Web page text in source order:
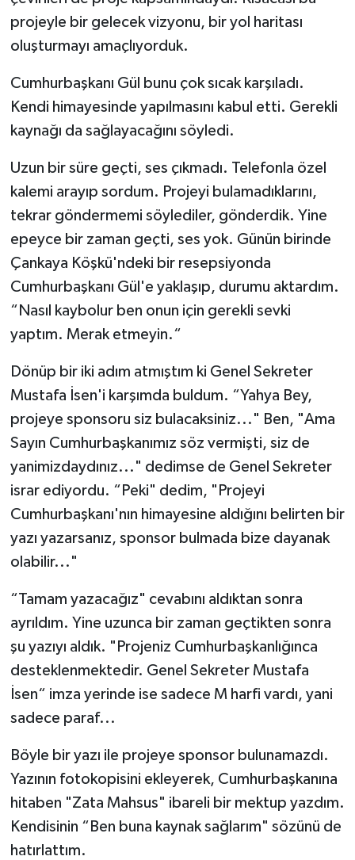
projeyle bir gelecek vizyonu, bir yol haritası
oluşturmayı amaçlıyorduk.
Cumhurbaşkanı Gül bunu çok sıcak karşıladı.
Kendi himayesinde yapılmasını kabul etti. Gerekli
kaynağı da sağlayacağını söyledi.
Uzun bir süre geçti, ses çıkmadı. Telefonla özel
kalemi arayıp sordum. Projeyi bulamadıklarını,
tekrar göndermemi söylediler, gönderdik. Yine
epeyce bir zaman geçti, ses yok. Günün birinde
Çankaya Köşkü'ndeki bir resepsiyonda
Cumhurbaşkanı Gül'e yaklaşıp, durumu aktardım.
“Nasıl kaybolur ben onun için gerekli sevki
yaptım. Merak etmeyin.“
Dönüp bir iki adım atmıştım ki Genel Sekreter
Mustafa İsen'i karşımda buldum. “Yahya Bey,
projeye sponsoru siz bulacaksiniz..." Ben, "Ama
Sayın Cumhurbaşkanımız söz vermişti, siz de
yanimizdaydınız..." dedimse de Genel Sekreter
israr ediyordu. “Peki" dedim, "Projeyi
Cumhurbaşkanı'nın himayesine aldığını belirten bir
yazı yazarsanız, sponsor bulmada bize dayanak
olabilir..."
“Tamam yazacağız" cevabını aldıktan sonra
ayrıldım. Yine uzunca bir zaman geçtikten sonra
şu yazıyı aldık. "Projeniz Cumhurbaşkanlığınca
desteklenmektedir. Genel Sekreter Mustafa
İsen“ imza yerinde ise sadece M harfi vardı, yani
sadece paraf...
Böyle bir yazı ile projeye sponsor bulunamazdı.
Yazının fotokopisini ekleyerek, Cumhurbaşkanına
hitaben "Zata Mahsus" ibareli bir mektup yazdım.
Kendisinin “Ben buna kaynak sağlarım" sözünü de
hatırlattım.